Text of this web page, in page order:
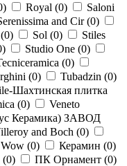
) Royal (0)
Saloni
and Cir (0)
0) Sol (0)
Stiles
) Studio One (0)
(0)
(0) Tubadzin (0)
Шахтинская плитка
(0)
Veneto
Керамика) ЗАВОД
and Boch (0)
Wow (0) Керамин (0)
(0) ПК Орнамент (0)